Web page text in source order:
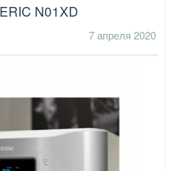
N01XD
7 апреля 2020